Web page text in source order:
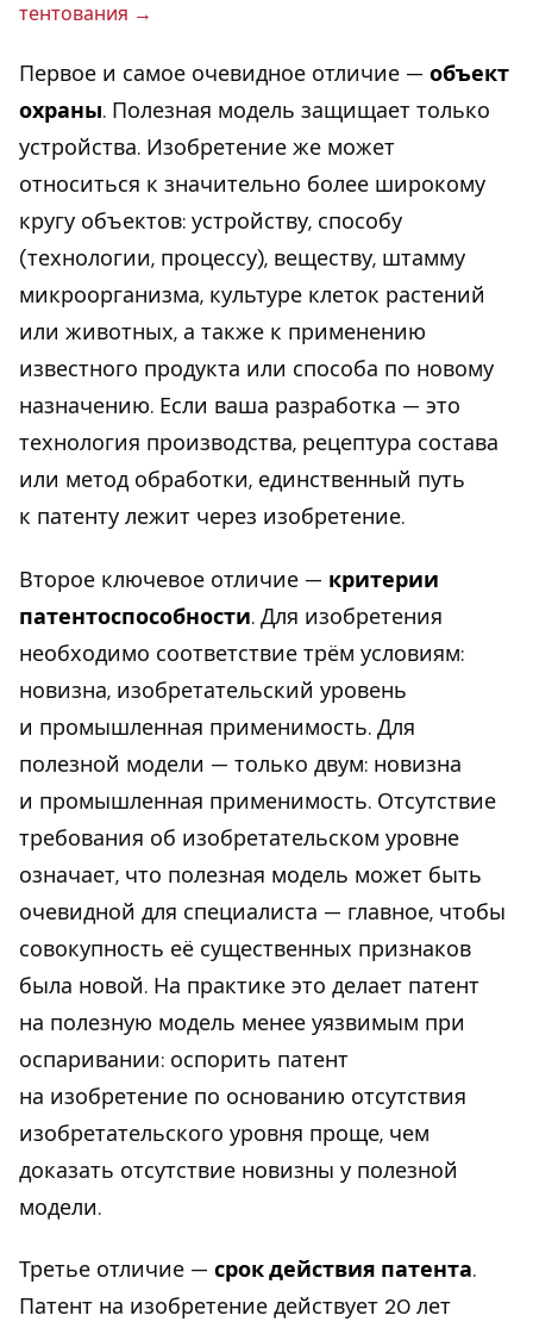
тен­то­ва­ния
Первое и самое очевидное отличие — объект
охраны. Полезная модель защищает только
устройства. Изобретение же может
относиться к значительно более широкому
кругу объектов: устройству, способу
(технологии, процессу), веществу, штамму
микроорганизма, культуре клеток растений
или животных, а также к применению
известного продукта или способа по новому
назначению. Если ваша разработка — это
технология производства, рецептура состава
или метод обработки, единственный путь
к патенту лежит через изобретение.
Второе ключевое отличие — критерии
патентоспособности. Для изобретения
необходимо соответствие трём условиям:
новизна, изобретательский уровень
и промышленная применимость. Для
полезной модели — только двум: новизна
и промышленная применимость. Отсутствие
требования об изобретательском уровне
означает, что полезная модель может быть
очевидной для специалиста — главное, чтобы
совокупность её существенных признаков
была новой. На практике это делает патент
на полезную модель менее уязвимым при
оспаривании: оспорить патент
на изобретение по основанию отсутствия
изобретательского уровня проще, чем
доказать отсутствие новизны у полезной
модели.
Третье отличие — срок действия патента.
Патент на изобретение действует 20 лет